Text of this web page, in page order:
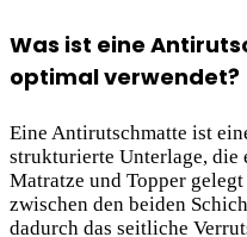
Was ist eine
optimal verwendet?
Eine Antirutschmatte ist
strukturierte Unterlage, die
Matratze und Topper
zwischen den beiden
dadurch das seitliche